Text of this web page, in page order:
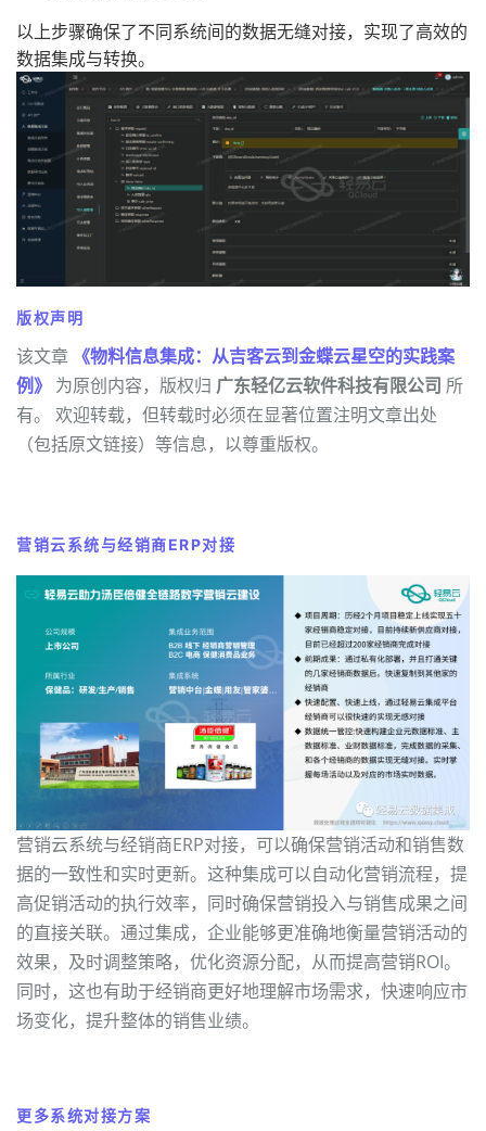
以上步骤确保了不同系统间的数据无缝对接，实现了高效的
数据集成与转换。
版权声明
该文章 《物料信息集成：从吉客云到金蝶云星空的实践案
例》 为原创内容，版权归 广东轻亿云软件科技有限公司 所
有。 欢迎转载，但转载时必须在显著位置注明文章出处
（包括原文链接）等信息，以尊重版权。
营销云系统与经销商ERP对接
营销云系统与经销商ERP对接，可以确保营销活动和销售数
据的一致性和实时更新。这种集成可以自动化营销流程，提
高促销活动的执行效率，同时确保营销投入与销售成果之间
的直接关联。通过集成，企业能够更准确地衡量营销活动的
效果，及时调整策略，优化资源分配，从而提高营销ROI。
同时，这也有助于经销商更好地理解市场需求，快速响应市
场变化，提升整体的销售业绩。
更多系统对接方案